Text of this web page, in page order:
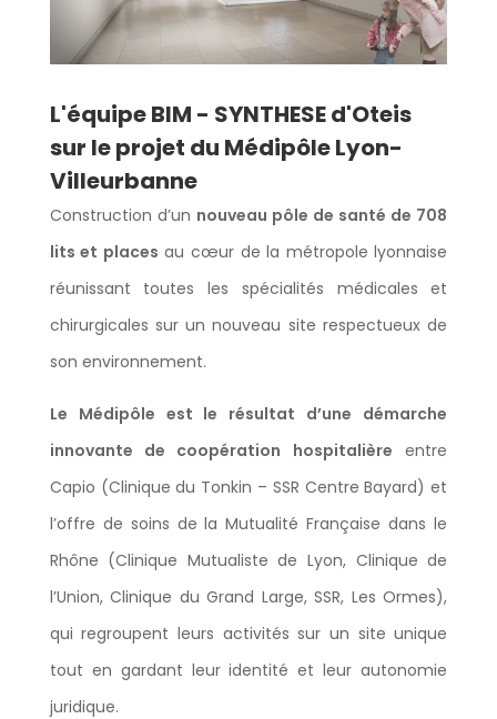
L'équipe BIM - SYNTHESE d'Oteis
sur le projet du Médipôle Lyon-
Villeurbanne
Construction d’un nouveau pôle de santé de 708
lits et places au cœur de la métropole lyonnaise
réunissant toutes les spécialités médicales et
chirurgicales sur un nouveau site respectueux de
son environnement.
Le Médipôle est le résultat d’une démarche
innovante de coopération hospitalière entre
Capio (Clinique du Tonkin – SSR Centre Bayard) et
l’offre de soins de la Mutualité Française dans le
Rhône (Clinique Mutualiste de Lyon, Clinique de
l’Union, Clinique du Grand Large, SSR, Les Ormes),
qui regroupent leurs activités sur un site unique
tout en gardant leur identité et leur autonomie
juridique.